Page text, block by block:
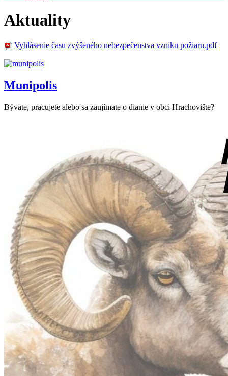
Aktuality
Vyhlásenie času zvýšeného nebezpečenstva vzniku požiaru.pdf
Munipolis
Bývate, pracujete alebo sa zaujímate o dianie v obci Hrachovište?